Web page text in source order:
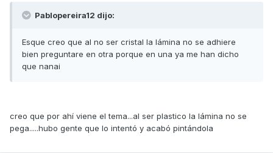
Pablopereira12 dijo:
Esque creo que al no ser cristal la lámina no se adhiere
bien preguntare en otra porque en una ya me han dicho
que nanai
creo que por ahí viene el tema...al ser plastico la lámina no se
pega.....hubo gente que lo intentó y acabó pintándola